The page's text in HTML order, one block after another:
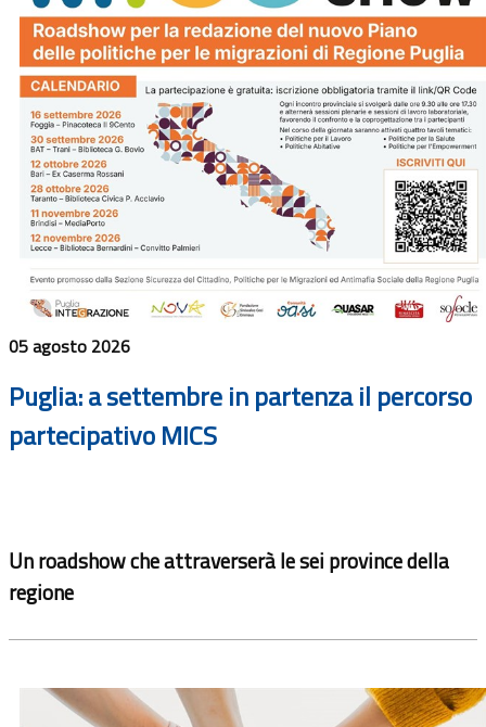
05 agosto 2026
Puglia: a settembre in partenza il percorso
partecipativo MICS
Un roadshow che attraverserà le sei province della
regione